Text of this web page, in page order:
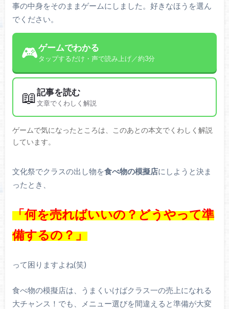
事の中身をそのままゲームにしました。好きなほうを選ん
でください。
🎮ゲームでわかる
タップするだけ・声で読み上げ／約3分
📖記事を読む
文章でくわしく解説
ゲームで気になったところは、このあとの本文でくわしく解説
しています。
文化祭でクラスの出し物を食べ物の模擬店にしようと決ま
ったとき、
「何を売ればいいの？どうやって準
備するの？」
って困りますよね(笑)
食べ物の模擬店は、うまくいけばクラス一の売上になれる
大チャンス！でも、メニュー選びを間違えると準備が大変